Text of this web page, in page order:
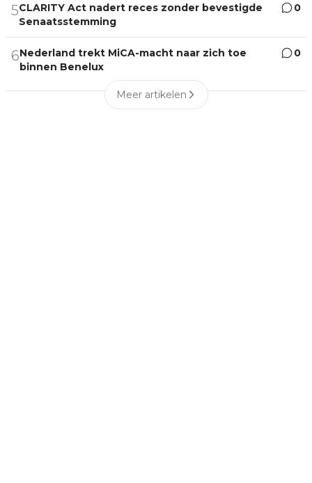
5CLARITY Act nadert reces zonder bevestigde
Senaatsstemming
0
6Nederland trekt MiCA-macht naar zich toe
binnen Benelux
0
Meer artikelen